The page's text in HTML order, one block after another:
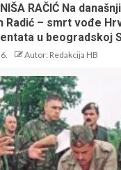
RAČIĆ Na
Radić – smrt vođe
u beogradskoj
Autor: Redakcija HB